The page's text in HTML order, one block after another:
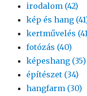
irodalom (42)
kép és hang
kertművelés
fotózás (40)
képeshang (35)
építészet (34)
hangfarm (30)